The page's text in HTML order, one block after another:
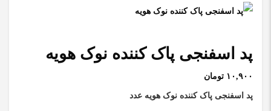
پد اسفنجی پاک کننده نوک هویه
۱۰,۹۰۰ تومان
پد اسفنجی پاک کننده نوک هویه عدد